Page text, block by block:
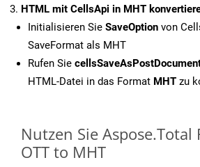
HTML mit CellsApi in MHT
Initialisieren Sie SaveOption von
SaveFormat als MHT
Rufen Sie
HTML-Datei in das Format MHT zu
Nutzen Sie Aspose.Total
OTT to MHT